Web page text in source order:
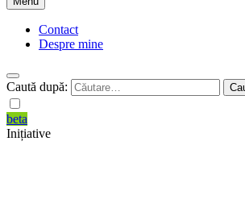
Contact
Despre mine
Caută după:
beta
Inițiative